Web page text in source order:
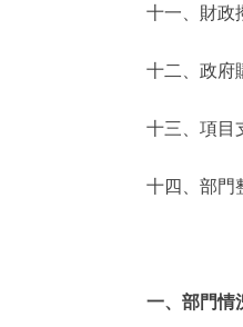
十一、財政撥
十二、政府購
十三、項目
十四、部門
一、部門情